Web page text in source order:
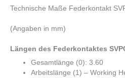
Technische Maße Federkontakt
(Angaben in mm)
Längen des Federkontaktes
Gesamtlänge (0): 3.60
Arbeitslänge (1) – Working